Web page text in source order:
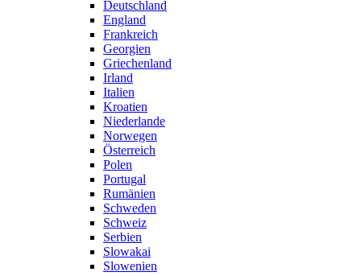
Deutschland
England
Frankreich
Georgien
Griechenland
Irland
Italien
Kroatien
Niederlande
Norwegen
Österreich
Polen
Portugal
Rumänien
Schweden
Schweiz
Serbien
Slowakai
Slowenien